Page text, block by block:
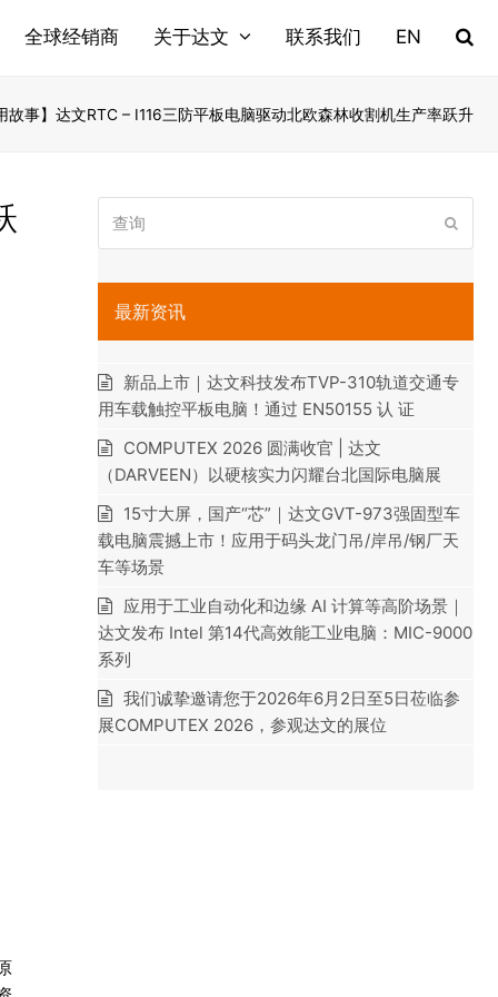
全球经销商 关于达文 联系我们 EN
故事】达文RTC – I116三防平板电脑驱动北欧森林收割机生产率跃升
询
最新资讯
新品上市｜达文科技发布TVP-310轨道交通专
用车载触控平板电脑！通过 EN50155 认 证
COMPUTEX 2026 圆满收官 | 达文
（DARVEEN）以硬核实力闪耀台北国际电脑展
15寸大屏，国产“芯”｜达文GVT-973强固型车
载电脑震撼上市！应用于码头龙门吊/岸吊/钢厂天
车等场景
应用于工业自动化和边缘 AI 计算等高阶场景｜
达文发布 Intel 第14代高效能工业电脑：MIC-9000
系列
我们诚挚邀请您于2026年6月2日至5日莅临参
展COMPUTEX 2026，参观达文的展位